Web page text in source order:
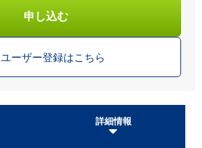
申し込む
ユーザー登録はこちら
詳細情報